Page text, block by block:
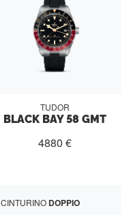
TUDOR
BLACK BAY 58 GMT
4880 €
CINTURINO DOPPIO